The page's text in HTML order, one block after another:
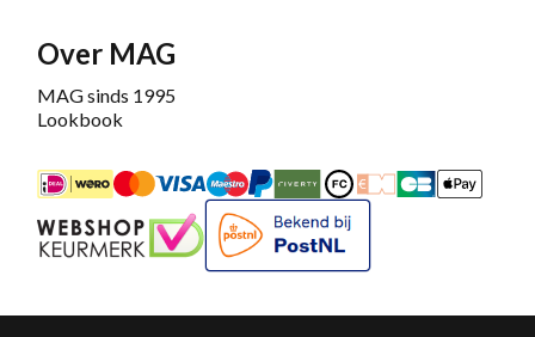
Over MAG
MAG sinds 1995
Lookbook
iDEALMastercardBancontact
Maestro
PayPalRiverty/Afterpay
FashionCheque
Overboeking
CarteApple
Keurmerk